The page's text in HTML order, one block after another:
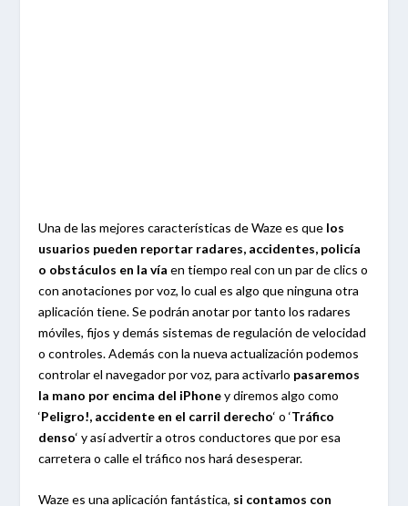
Una de las mejores características de Waze es que los
usuarios pueden reportar radares, accidentes, policía
o obstáculos en la vía en tiempo real con un par de clics o
con anotaciones por voz, lo cual es algo que ninguna otra
aplicación tiene. Se podrán anotar por tanto los radares
móviles, fijos y demás sistemas de regulación de velocidad
o controles. Además con la nueva actualización podemos
controlar el navegador por voz, para activarlo pasaremos
la mano por encima del iPhoney diremos algo como
‘Peligro!, accidente en el carril derecho‘ o ‘Tráfico
denso‘ y así advertir a otros conductores que por esa
carretera o calle el tráfico nos hará desesperar.
Waze es una aplicación fantástica, si contamos con